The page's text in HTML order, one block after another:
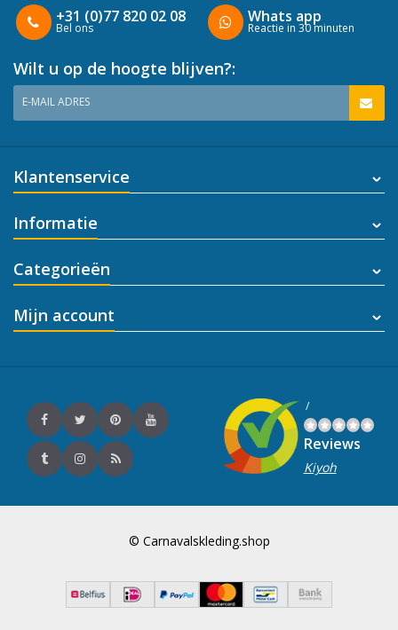
+31 (0)77 820 02 08
Bel ons
Whats app
Reactie in 30 minuten
Wilt u op de hoogte blijven?:
E-MAIL ADRES
Klantenservice
Informatie
Categorieën
Mijn account
/
Reviews
Kiyoh
© Carnavalskleding.shop